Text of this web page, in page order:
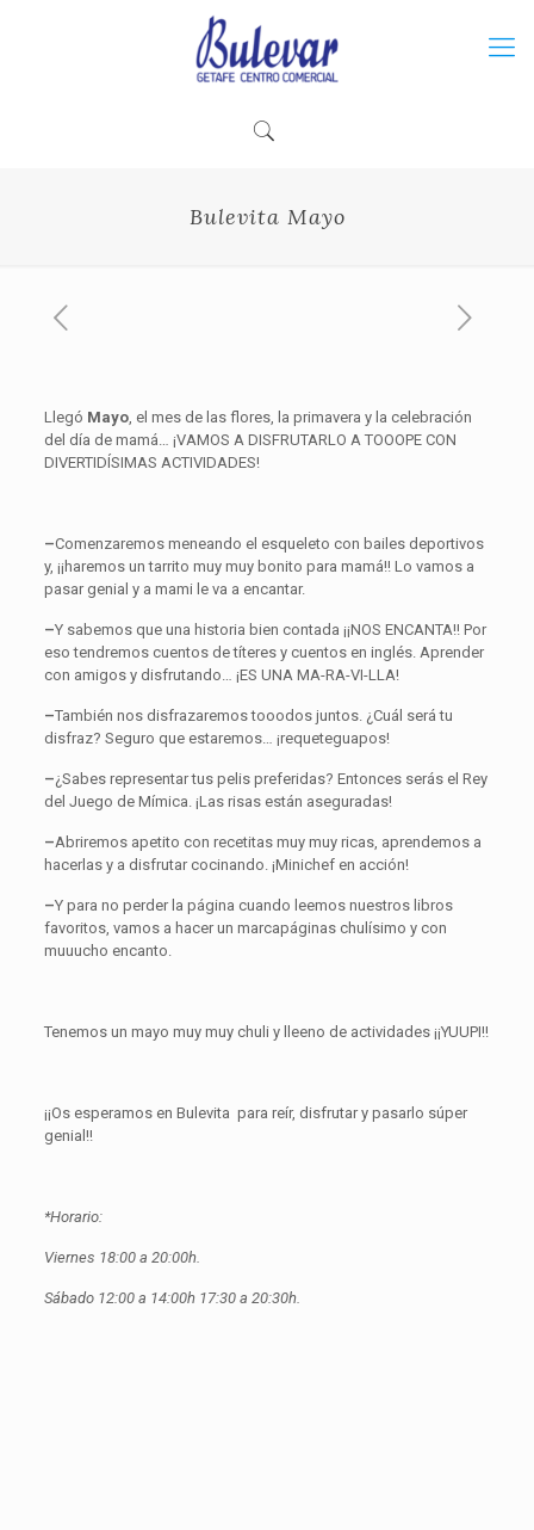
Bulevita Mayo
Llegó Mayo, el mes de las flores, la primavera y la celebración
del día de mamá… ¡VAMOS A DISFRUTARLO A TOOOPE CON
DIVERTIDÍSIMAS ACTIVIDADES!
–Comenzaremos meneando el esqueleto con bailes deportivos
y, ¡¡haremos un tarrito muy muy bonito para mamá!! Lo vamos a
pasar genial y a mami le va a encantar.
–Y sabemos que una historia bien contada ¡¡NOS ENCANTA!! Por
eso tendremos cuentos de títeres y cuentos en inglés. Aprender
con amigos y disfrutando… ¡ES UNA MA-RA-VI-LLA!
–También nos disfrazaremos tooodos juntos. ¿Cuál será tu
disfraz? Seguro que estaremos… ¡requeteguapos!
–¿Sabes representar tus pelis preferidas? Entonces serás el Rey
del Juego de Mímica. ¡Las risas están aseguradas!
–Abriremos apetito con recetitas muy muy ricas, aprendemos a
hacerlas y a disfrutar cocinando. ¡Minichef en acción!
–Y para no perder la página cuando leemos nuestros libros
favoritos, vamos a hacer un marcapáginas chulísimo y con
muuucho encanto.
Tenemos un mayo muy muy chuli y lleeno de actividades ¡¡YUUPI!!
¡¡Os esperamos en Bulevita para reír, disfrutar y pasarlo súper
genial!!
*Horario:
Viernes 18:00 a 20:00h.
Sábado 12:00 a 14:00h 17:30 a 20:30h.